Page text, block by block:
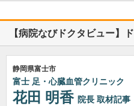
【病院なびドクタビュー】
静岡県富士市
富士 足・心臓血管クリニック
花田 明香 院長 取材記事